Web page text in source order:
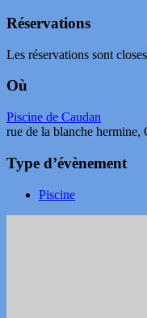
Réservations
Les réservations sont closes
Où
Piscine de Caudan
rue de la blanche
Type d’évènement
Piscine